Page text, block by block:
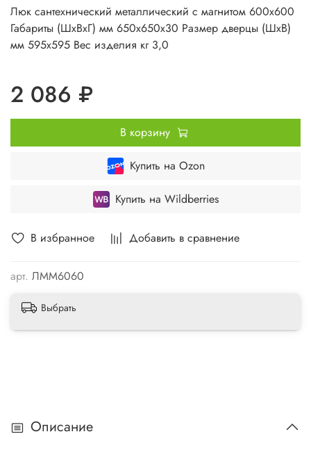
В избранное Добавить в сравнение
арт. ЛММ6060
Люк сантехнический металлический с магнитом 600х600
Габариты (ШхВхГ) мм 650х650х30 Размер дверцы (ШхВ)
мм 595х595 Вес изделия кг 3,0
2 086 ₽
В корзину
Купить на Ozon
Купить на Wildberries
Выбрать
Описание